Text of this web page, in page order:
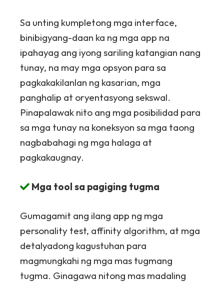
Sa unting kumpletong mga interface,
binibigyang-daan ka ng mga app na
ipahayag ang iyong sariling katangian nang
tunay, na may mga opsyon para sa
pagkakakilanlan ng kasarian, mga
panghalip at oryentasyong sekswal.
Pinapalawak nito ang mga posibilidad para
sa mga tunay na koneksyon sa mga taong
nagbabahagi ng mga halaga at
pagkakaugnay.
Mga tool sa pagiging tugma
Gumagamit ang ilang app ng mga
personality test, affinity algorithm, at mga
detalyadong kagustuhan para
magmungkahi ng mga mas tugmang
tugma. Ginagawa nitong mas madaling